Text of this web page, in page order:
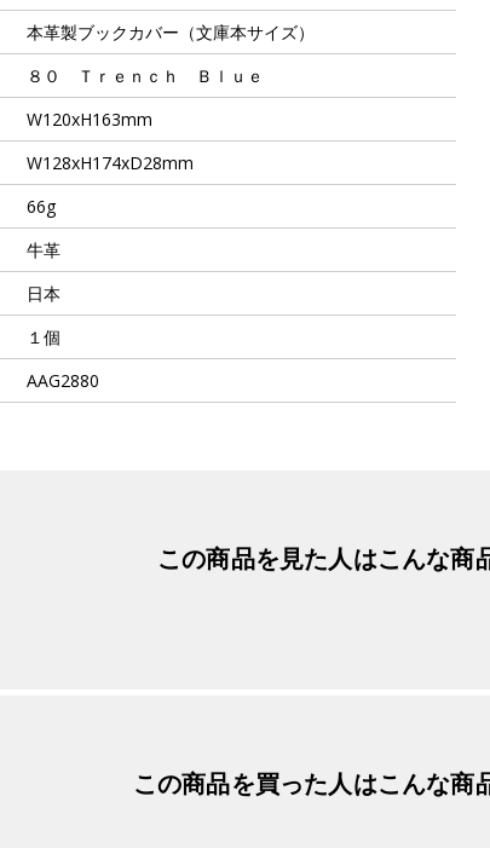
本革製ブックカバー（文庫本サイズ）
８０ Ｔｒｅｎｃｈ Ｂｌｕｅ
W120xH163mm
W128xH174xD28mm
66g
牛革
日本
１個
AAG2880
この商品を見た人はこんな商
この商品を買った人はこんな商